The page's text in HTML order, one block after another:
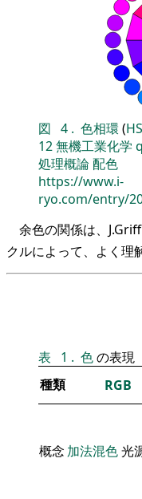
図 4 . 色相環 (
12無機工業化学
処理概論配色
https://www.i-
ryo.com/entry/
余色の関係は、
クルによって、よく理
表
1 . 色の表現
種類
RGB
概念 加法混色光